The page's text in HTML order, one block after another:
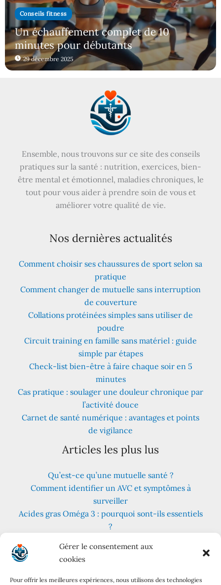
Gérer le consentement aux
cookies
Pour offrir les meilleures expériences, nous utilisons des technologies
Conseils fitness
Un échauffement complet de 10
minutes pour débutants
29 décembre 2025
Ensemble, nous trouvons sur ce site des conseils
pratiques sur la santé : nutrition, exercices, bien-
être mental et émotionnel, maladies chroniques, le
tout pour vous aider à prendre soin de vous et
améliorer votre qualité de vie.
Nos dernières actualités
Comment choisir ses chaussures de sport selon sa
pratique
Comment changer de mutuelle sans interruption
de couverture
Collations protéinées simples sans utiliser de
poudre
Circuit training en famille sans matériel : guide
simple par étapes
Check-list bien-être à faire chaque soir en 5
minutes
Cas pratique : soulager une douleur chronique par
l’activité douce
Carnet de santé numérique : avantages et points
de vigilance
Articles les plus lus
Qu’est-ce qu’une mutuelle santé ?
Comment identifier un AVC et symptômes à
surveiller
Acides gras Oméga 3 : pourquoi sont-ils essentiels
?
quotidien ?
Les meilleures plantes pour lutter contre le stress
et l’anxiété